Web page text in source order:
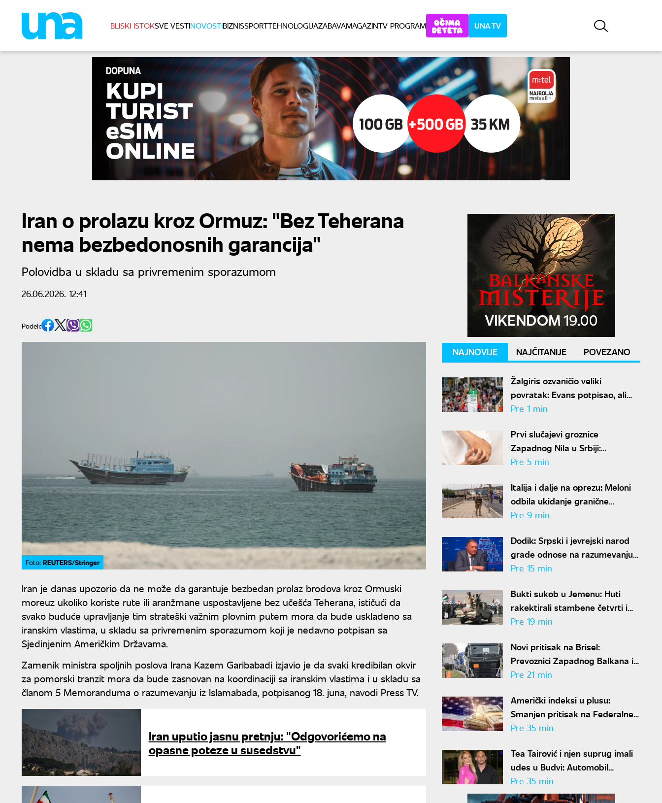
BLISKI ISTOKSVE VESTINOVOSTIBIZNISSPORTTEHNOLOGIJAZABAVAMAGAZINTV PROGRAM UNA TV
Iran o prolazu kroz Ormuz: "Bez Teherana
nema bezbedonosnih garancija"
Polovidba u skladu sa privremenim sporazumom
26.06.2026. 12:41
Podeli:
Foto: REUTERS/Stringer
Iran je danas upozorio da ne može da garantuje bezbedan prolaz brodova kroz Ormuski
moreuz ukoliko koriste rute ili aranžmane uspostavljene bez učešća Teherana, ističući da
svako buduće upravljanje tim strateški važnim plovnim putem mora da bude usklađeno sa
iranskim vlastima, u skladu sa privremenim sporazumom koji je nedavno potpisan sa
Sjedinjenim Američkim Državama.
Zamenik ministra spoljnih poslova Irana Kazem Garibabadi izjavio je da svaki kredibilan okvir
za pomorski tranzit mora da bude zasnovan na koordinaciji sa iranskim vlastima i u skladu sa
članom 5 Memoranduma o razumevanju iz Islamabada, potpisanog 18. juna, navodi Press TV.
Iran uputio jasnu pretnju: "Odgovorićemo na
opasne poteze u susedstvu"
NAJNOVIJE NAJČITANIJE POVEZANO
Žalgiris ozvaničio veliki
povratak: Evans potpisao, ali
neće odmah zaigrati
Pre 1 min
Prvi slučajevi groznice
Zapadnog Nila u Srbiji:
Direktorka "Batuta" otkrila
uboda
Pre 5 min
Italija i dalje na oprezu: Meloni
odbila ukidanje granične
kontrole prema Španiji pre 15.
Pre 9 min
Dodik: Srpski i jevrejski narod
grade odnose na razumevanju i
prijateljstvu
Pre 15 min
Bukti sukob u Jemenu: Huti
rakektirali stambene četvrti i
kamp za raseljena lica, ima
Pre 19 min
Novi pritisak na Brisel:
Prevoznici Zapadnog Balkana i
dalje bez rešenja za boravak u
Pre 21 min
Američki indeksi u plusu:
Smanjen pritisak na Federalne
rezerve, investitori ne očekuju
Pre 35 min
Tea Tairović i njen suprug imali
udes u Budvi: Automobil
pretrpeo veliku štetu
Pre 35 min